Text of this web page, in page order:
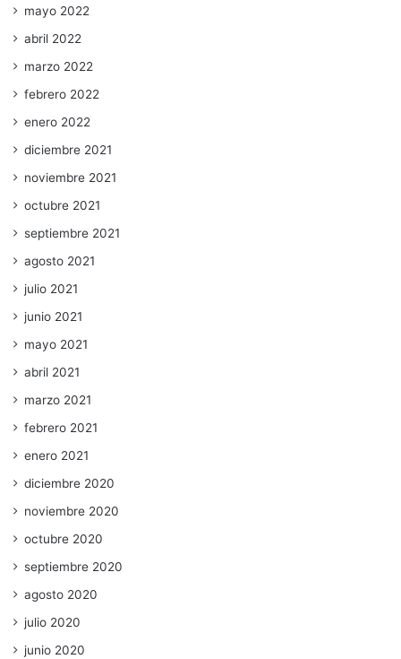
mayo 2022
abril 2022
marzo 2022
febrero 2022
enero 2022
diciembre 2021
noviembre 2021
octubre 2021
septiembre 2021
agosto 2021
julio 2021
junio 2021
mayo 2021
abril 2021
marzo 2021
febrero 2021
enero 2021
diciembre 2020
noviembre 2020
octubre 2020
septiembre 2020
agosto 2020
julio 2020
junio 2020